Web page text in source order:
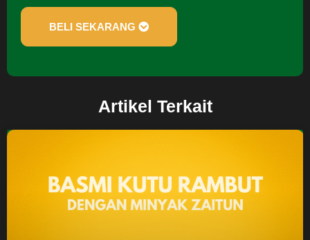
BELI SEKARANG
Artikel Terkait